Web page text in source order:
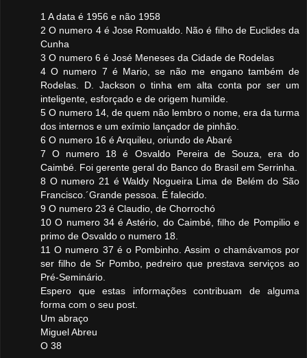
1 A data é 1956 e não 1958
2 O numero 4 é Jose Romualdo. Não é filho de Euclides da
Cunha
3 O numero 6 é José Meneses da Cidade de Rodelas
4 O numero 7 é Mario, se não me engano também de
Rodelas. D. Jackson o tinha em alta conta por ser um
inteligente, esforçado e de origem humilde.
5 O numero 14, de quem não lembro o nome, era da turma
dos internos e um exímio lançador de pinhão.
6 O numero 16 é Arquileu, oriundo de Abaré
7 O numero 18 é Osvaldo Pereira de Souza, era do
Caimbé. Foi gerente geral do Banco do Brasil em Serrinha.
8 O numero 21 é Waldy Nogueira Lima de Belém do São
Francisco.´Grande pessoa. É falecido.
9 O numero 23 é Claudio, de Chorrochó
10 O numero 34 é Astério, do Caimbé, filho de Pompilio e
primo de Osvaldo o numero 18.
11 O numero 37 é o Pombinho. Assim o chamávamos por
ser filho de Sr Pombo, pedreiro que prestava serviços ao
Pré-Seminário.
Espero que estas informações contribuam de alguma
forma com o seu post.
Um abraço
Miguel Abreu
O 38